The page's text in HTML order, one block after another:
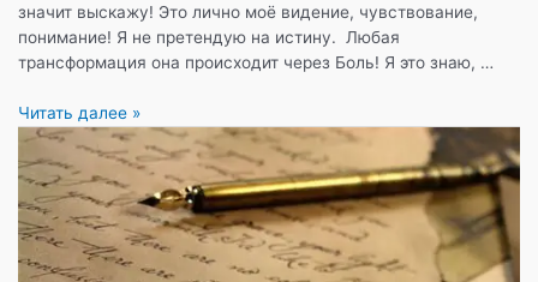
значит выскажу! Это лично моё видение, чувствование,
понимание! Я не претендую на истину. Любая
трансформация она происходит через Боль! Я это знаю, …
Трансформация
проходит
всегда
через
боль
…
Читать далее »